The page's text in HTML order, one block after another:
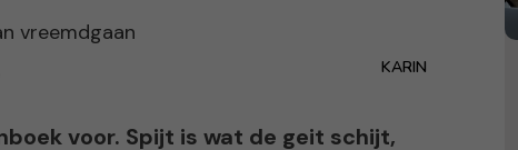
KARIN
voor. Spijt is wat de geit schijt,